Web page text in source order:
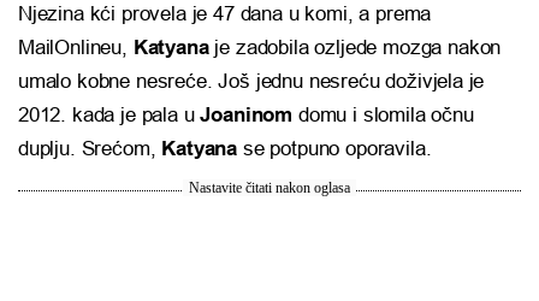
Njezina kći provela je 47 dana u komi, a prema
MailOnlineu, Katyanaje zadobila ozljede mozga nakon
umalo kobne nesreće. Još jednu nesreću doživjela je
2012. kada je pala uJoaninom domu i slomila očnu
duplju. Srećom, Katyana se potpuno oporavila.
Nastavite čitati nakon oglasa